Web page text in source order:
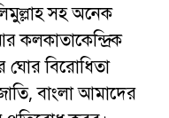
সহ অনেক
কলকাতাকেন্দ্রিক
ঘোর বিরোধিতা
বাংলা আমাদের